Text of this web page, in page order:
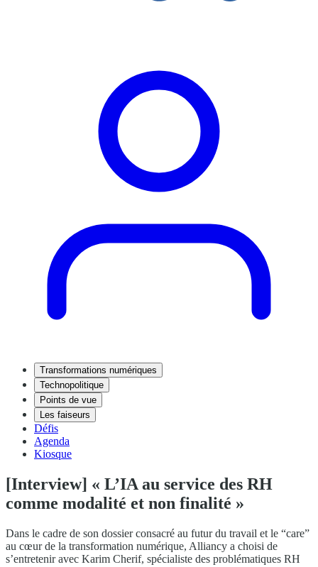
Transformations numériques
Technopolitique
Points de vue
Les faiseurs
Défis
Agenda
Kiosque
[Interview] « L’IA au service des RH
comme modalité et non finalité »
Dans le cadre de son dossier consacré au futur du travail et le “care”
au cœur de la transformation numérique, Alliancy a choisi de
s’entretenir avec Karim Cherif, spécialiste des problématiques RH